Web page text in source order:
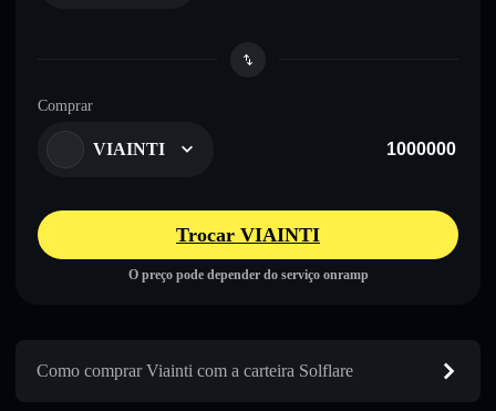
Comprar
VIAINTI
Trocar VIAINTI
O preço pode depender do serviço onramp
Como comprar Viainti com a carteira Solflare